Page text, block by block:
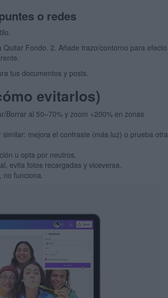
o redes
Fondo. 2. Añade trazo/contorno para efecto
tus documentos y posts.
evitarlos)
Borrar al 50–70% y zoom ×200% en zonas
mejora el contraste (más luz) o prueba otra
u opta por neutros.
evita fotos recargadas y viceversa.
no funciona.